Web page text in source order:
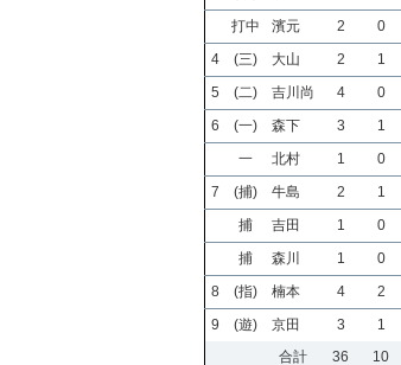
打中
濱元 2 0
4
(三) 大山 2 1
5
(二) 吉川尚 4 0
6
(一) 森下 3 1
一
北村 1 0
7
(捕) 牛島 2 1
捕
吉田 1 0
捕
森川 1 0
8
(指) 楠本 4 2
9
(遊) 京田 3 1
合計
36 10